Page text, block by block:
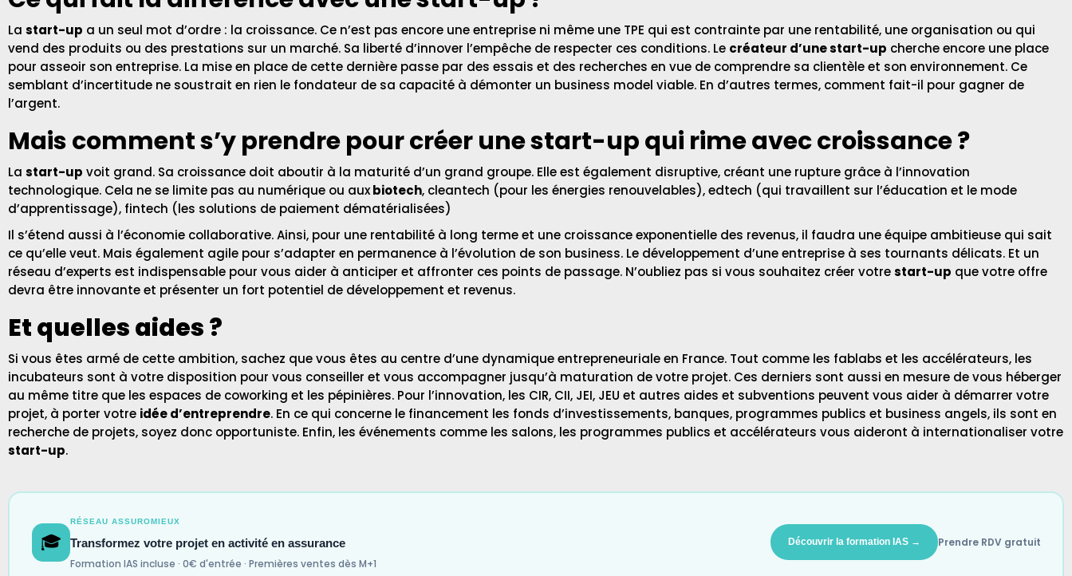
La start-up a un seul mot d’ordre : la croissance. Ce n’est pas encore une entreprise ni même une TPE qui est contrainte par une rentabilité, une organisation ou qui
vend des produits ou des prestations sur un marché. Sa liberté d’innover l’empêche de respecter ces conditions. Le créateur d’une start-up cherche encore une place
pour asseoir son entreprise. La mise en place de cette dernière passe par des essais et des recherches en vue de comprendre sa clientèle et son environnement. Ce
semblant d’incertitude ne soustrait en rien le fondateur de sa capacité à démonter un business model viable. En d’autres termes, comment fait-il pour gagner de
l’argent.
Mais comment s’y prendre pour créer une start-up qui rime avec croissance ?
La start-up voit grand. Sa croissance doit aboutir à la maturité d’un grand groupe. Elle est également disruptive, créant une rupture grâce à l’innovation
technologique. Cela ne se limite pas au numérique ou auxbiotech, cleantech (pour les énergies renouvelables), edtech (qui travaillent sur l’éducation et le mode
d’apprentissage), fintech (les solutions de paiement dématérialisées)
Il s’étend aussi à l’économie collaborative. Ainsi, pour une rentabilité à long terme et une croissance exponentielle des revenus, il faudra une équipe ambitieuse qui sait
ce qu’elle veut. Mais également agile pour s’adapter en permanence à l’évolution de son business. Le développement d’une entreprise à ses tournants délicats. Et un
réseau d’experts est indispensable pour vous aider à anticiper et affronter ces points de passage. N’oubliez pas si vous souhaitez créer votrestart-up que votre offre
devra être innovante et présenter un fort potentiel de développement et revenus.
Et quelles aides ?
Si vous êtes armé de cette ambition, sachez que vous êtes au centre d’une dynamique entrepreneuriale en France. Tout comme les fablabs et les accélérateurs, les
incubateurs sont à votre disposition pour vous conseiller et vous accompagner jusqu’à maturation de votre projet. Ces derniers sont aussi en mesure de vous héberger
au même titre que les espaces de coworking et les pépinières. Pour l’innovation, les CIR, CII, JEI, JEU et autres aides et subventions peuvent vous aider à démarrer votre
projet, à porter votre idée d’entreprendre. En ce qui concerne le financement les fonds d’investissements, banques, programmes publics et business angels, ils sont en
recherche de projets, soyez donc opportuniste. Enfin, les événements comme les salons, les programmes publics et accélérateurs vous aideront à internationaliser votre
start-up.
🎓
RÉSEAU ASSUROMIEUX
Transformez votre projet en activité en assurance
Formation IAS incluse · 0€ d'entrée · Premières ventes dès M+1
Découvrir la formation IAS → Prendre RDV gratuit